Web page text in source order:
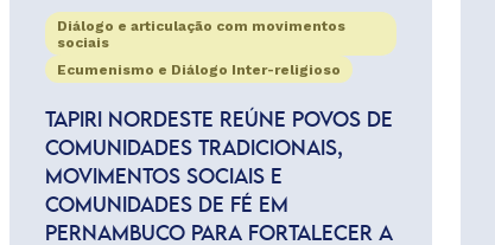
Diálogo e articulação com movimentos
sociais
Ecumenismo e Diálogo Inter-religioso
TAPIRI NORDESTE REÚNE POVOS DE
COMUNIDADES TRADICIONAIS,
MOVIMENTOS SOCIAIS E
COMUNIDADES DE FÉ EM
PERNAMBUCO PARA FORTALECER A